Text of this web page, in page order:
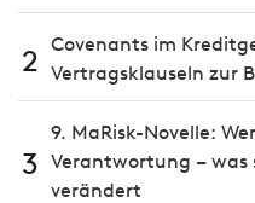
2 Covenants im
Vertragsklauseln zur
3
9. MaRisk-Novelle:
Verantwortung – was
verändert